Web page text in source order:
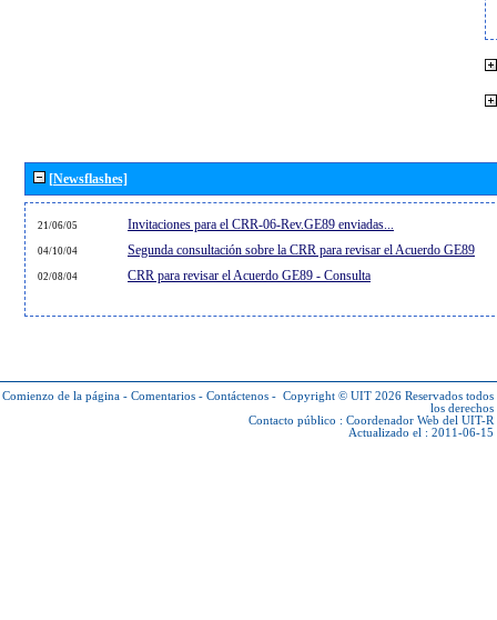
[Newsflashes]
21/06/05 Invitaciones para el CRR-06-Rev.GE89 enviadas...
04/10/04 Segunda consultación sobre la CRR para revisar el Acuerdo GE89
02/08/04 CRR para revisar el Acuerdo GE89 - Consulta
Comienzo de la página - Comentarios - Contáctenos - Copyright © UIT 2026 Reservados todos
los derechos
Contacto público : Coordenador Web del UIT-R
Actualizado el : 2011-06-15